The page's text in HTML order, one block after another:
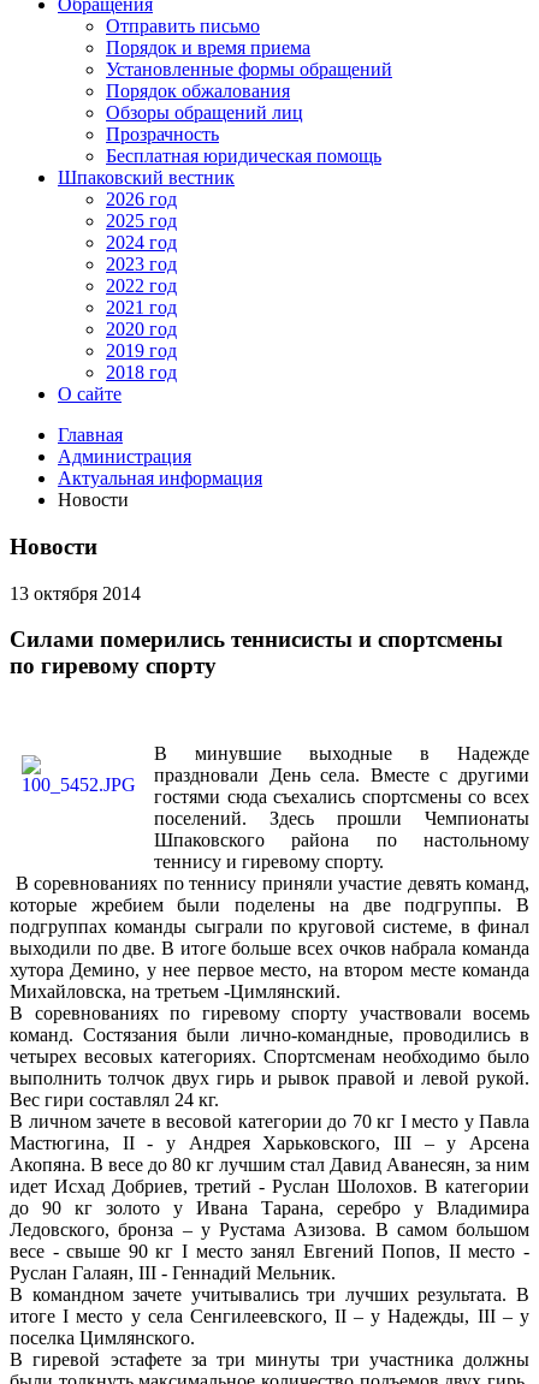
Обращения
Отправить письмо
Порядок и время приема
Установленные формы обращений
Порядок обжалования
Обзоры обращений лиц
Прозрачность
Бесплатная юридическая помощь
Шпаковский вестник
2026 год
2025 год
2024 год
2023 год
2022 год
2021 год
2020 год
2019 год
2018 год
О сайте
Главная
Администрация
Актуальная информация
Новости
Новости
13 октября 2014
Силами померились теннисисты и спортсмены
по гиревому спорту
В минувшие выходные в Надежде
праздновали День села. Вместе с другими
гостями сюда съехались спортсмены со всех
поселений. Здесь прошли Чемпионаты
Шпаковского района по настольному
теннису и гиревому спорту.
В соревнованиях по теннису приняли участие девять команд,
которые жребием были поделены на две подгруппы. В
подгруппах команды сыграли по круговой системе, в финал
выходили по две. В итоге больше всех очков набрала команда
хутора Демино, у нее первое место, на втором месте команда
Михайловска, на третьем -Цимлянский.
В соревнованиях по гиревому спорту участвовали восемь
команд. Состязания были лично-командные, проводились в
четырех весовых категориях. Спортсменам необходимо было
выполнить толчок двух гирь и рывок правой и левой рукой.
Вес гири составлял 24 кг.
В личном зачете в весовой категории до 70 кг I место у Павла
Мастюгина, II - у Андрея Харьковского, III – у Арсена
Акопяна. В весе до 80 кг лучшим стал Давид Аванесян, за ним
идет Исхад Добриев, третий - Руслан Шолохов. В категории
до 90 кг золото у Ивана Тарана, серебро у Владимира
Ледовского, бронза – у Рустама Азизова. В самом большом
весе - свыше 90 кг I место занял Евгений Попов, II место -
Руслан Галаян, III - Геннадий Мельник.
В командном зачете учитывались три лучших результата. В
итоге I место у села Сенгилеевского, II – у Надежды, III – у
поселка Цимлянского.
В гиревой эстафете за три минуты три участника должны